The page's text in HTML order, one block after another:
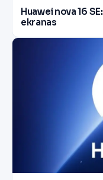
Huawei nova 16
ekranas